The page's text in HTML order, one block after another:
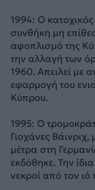
1994: Ο
συνθήκη μη
αφοπλισμό της
την αλλαγή των
1960. Απειλεί με
εφαρμογή του
Κύπρου.
1995: Ο
Γιοχάνες
μέτρα στη
εκδόθηκε. Την
νεκροί από τον